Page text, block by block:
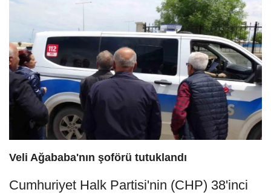
Veli Ağababa'nın şoförü tutuklandı
Cumhuriyet Halk Partisi'nin (CHP) 38'inci